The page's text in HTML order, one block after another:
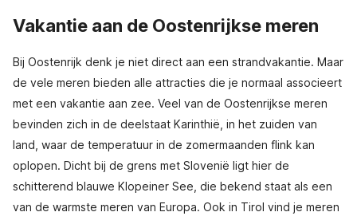
Vakantie aan de Oostenrijkse meren
Bij Oostenrijk denk je niet direct aan een strandvakantie. Maar
de vele meren bieden alle attracties die je normaal associeert
met een vakantie aan zee. Veel van de Oostenrijkse meren
bevinden zich in de deelstaat Karinthië, in het zuiden van
land, waar de temperatuur in de zomermaanden flink kan
oplopen. Dicht bij de grens met Slovenië ligt hier de
schitterend blauwe Klopeiner See, die bekend staat als een
van de warmste meren van Europa. Ook in Tirol vind je meren